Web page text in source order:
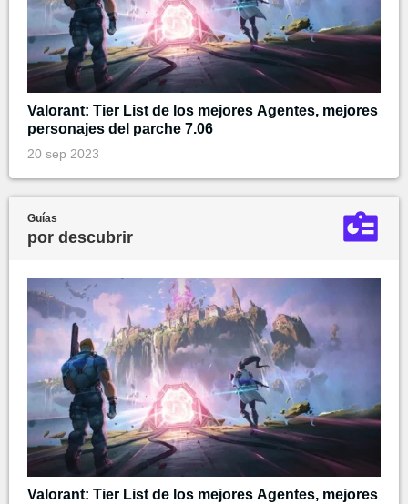
Valorant: Tier List de los mejores Agentes, mejores
personajes del parche 7.06
20 sep 2023
Guías
por descubrir
Valorant: Tier List de los mejores Agentes, mejores